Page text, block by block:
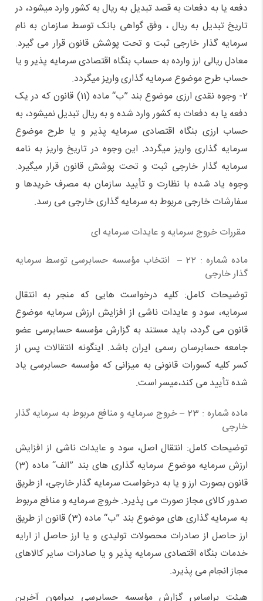
دفعه یا به دفعات به قصد تبدیل به ریال به کشور وارد میشود، در
تاریخ تبدیل به ریال ، وفق گواهی بانک توسط سازمان به نام
سرمایه گذار خارجی ثبت و تحت پوشش قانون قرار می گیرد.
معادل ریالی ارز وارده به حساب بنگاه اقتصادی سرمایه پذیر و یا
حساب طرح موضوع سرمایه گذاری واریز میگردد.
2- وجوه نقدی ارزی موضوع بند ”ب“ ماده (11) قانون که در یک
دفعه یا به دفعات به کشور وارد شده و به ریال تبدیل نمیشود،‌ به
حساب ارزی بنگاه اقتصادی سرمایه پذیر و یا طرح موضوع
سرمایه گذاری واریز میگردد. این وجوه در تاریخ واریز به نامه
سرمایه گذار خارجی ثبت و تحت پوشش قانون قرار میگیرد.
وجوه یاد شده با نظارت و تأیید سازمان به مصرف خریدها و
سفارشات خارجی مربوط به سرمایه گذاری خارجی می رسد.
مقررات خروج سرمايه و عايدات سرمايه ای
ماده شماره : 22 – انتخاب مؤسسه حسابرسی توسط سرمایه
گذار خارجی
توضیحات کامل: کلیه درخواست هایی که منجر به انتقال
سرمایه، سود و عایدات ناشی از افزایش ارزش سرمایه موضوع
قانون می گردد،‌ باید مستند به گزارش مؤسسه حسابرسی عضو
جامعه حسابرسان رسمی ایران باشد. اینگونه انتقالات پس از
کسر کلیه کسورات قانونی به میزانی که مؤسسه حسابرسی یاد
شده تأیید می کند،‌میسر است.
ماده شماره : 23 – خروج سرمایه و منافع مربوط به سرمایه گذار
خارجی
توضیحات کامل: انتقال اصل، سود و عایدات ناشی از افزایش
ارزش سرمایه موضوع سرمایه گذاری های بند ”الف“ ماده (3)
قانون بصورت ارز و یا به درخواست سرمایه گذار خارجی،‌ از طریق
صدور کالای مجاز صورت می پذیرد. خروج سرمایه و منافع مربوط
به سرمایه گذاری های موضوع بند ”ب“ ماده (3) قانون از طریق
ارز حاصل از صادرات محصولات تولیدی و یا ارز حاصل از ارایه
خدمات بنگاه اقتصادی سرمایه پذیر و یا صادرات سایر کالاهای
مجاز انجام می پذیرد.